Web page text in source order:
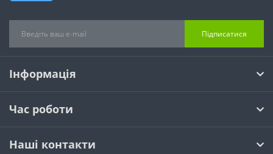
Підписатися
Інформація
Час роботи
Наші контакти